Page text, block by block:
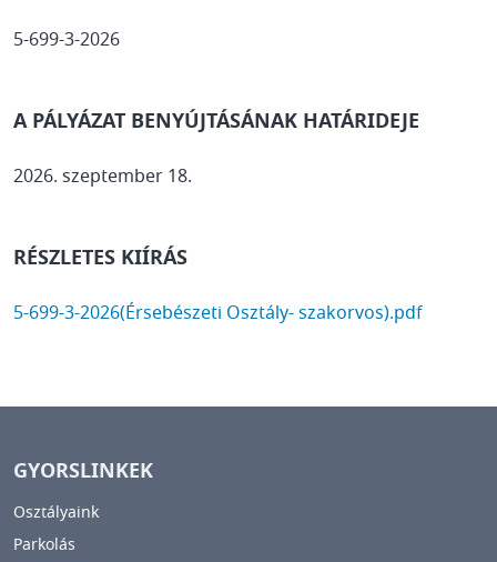
5-699-3-2026
A PÁLYÁZAT BENYÚJTÁSÁNAK HATÁRIDEJE
2026. szeptember 18.
RÉSZLETES KIÍRÁS
DOCUMENT
5-699-3-2026(Érsebészeti Osztály- szakorvos).pdf
GYORSLINKEK
Osztályaink
Parkolás